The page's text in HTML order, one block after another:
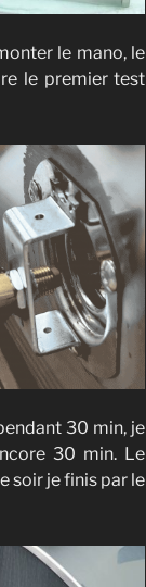
le mano, le
le premier test
30 min, je
30 min. Le
soir je finis par le